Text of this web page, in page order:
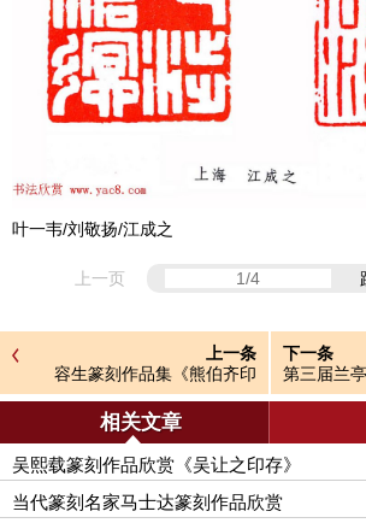
叶一韦/刘敬扬/江成之
上一页
上一条
容生篆刻作品集《熊伯齐印
选》
下一条
第三届兰
相关文章
吴熙载篆刻作品欣赏《吴让之印存》
当代篆刻名家马士达篆刻作品欣赏